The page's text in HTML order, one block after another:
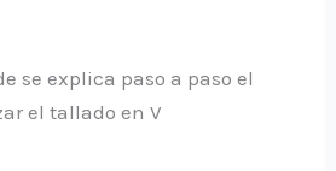
se explica paso a paso el
el tallado en V